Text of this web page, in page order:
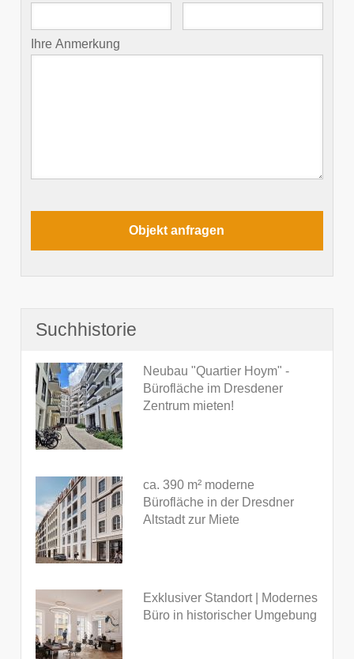
Ihre Anmerkung
Suchhistorie
Neubau "Quartier Hoym" -
Bürofläche im Dresdener
Zentrum mieten!
ca. 390 m² moderne
Bürofläche in der Dresdner
Altstadt zur Miete
Exklusiver Standort | Modernes
Büro in historischer Umgebung